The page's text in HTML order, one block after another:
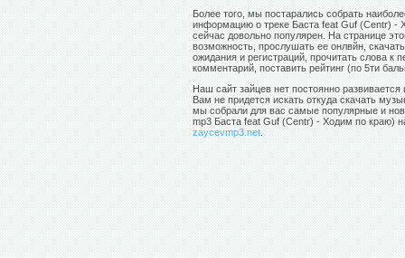
Более того, мы постарались собрать
информацию о треке Баста feat Guf (Centr) -
сейчас довольно популярен. На странице
возможность, прослушать ее онлвйн,
ожидания и регистраций, прочитать слова к
комментарий, поставить рейтинг (по 5ти
Наш сайт зайцев нет постоянно
Вам не придется искать откуда скачать
мы собрали для вас самые популярные и
mp3 Баста feat Guf (Centr) - Ходим по краю)
zaycevmp3.net.